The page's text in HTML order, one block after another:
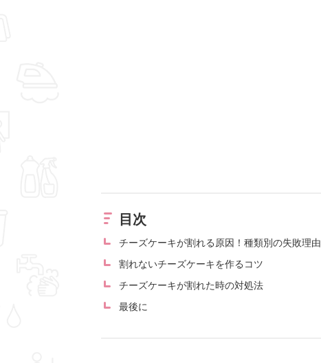
目次
チーズケーキが割れる原因！種類別の失敗理由
割れないチーズケーキを作るコツ
チーズケーキが割れた時の対処法
最後に